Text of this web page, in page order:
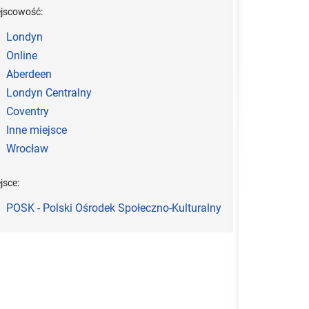
Londyn
Online
Aberdeen
Londyn Centralny
Coventry
Inne miejsce
Wrocław
POSK - Polski Ośrodek Społeczno-Kulturalny